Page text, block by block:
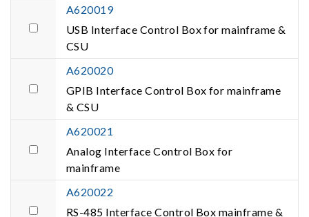
A620019
USB Interface Control Box for mainframe &
CSU
A620020
GPIB Interface Control Box for mainframe
& CSU
A620021
Analog Interface Control Box for
mainframe
A620022
RS-485 Interface Control Box mainframe &